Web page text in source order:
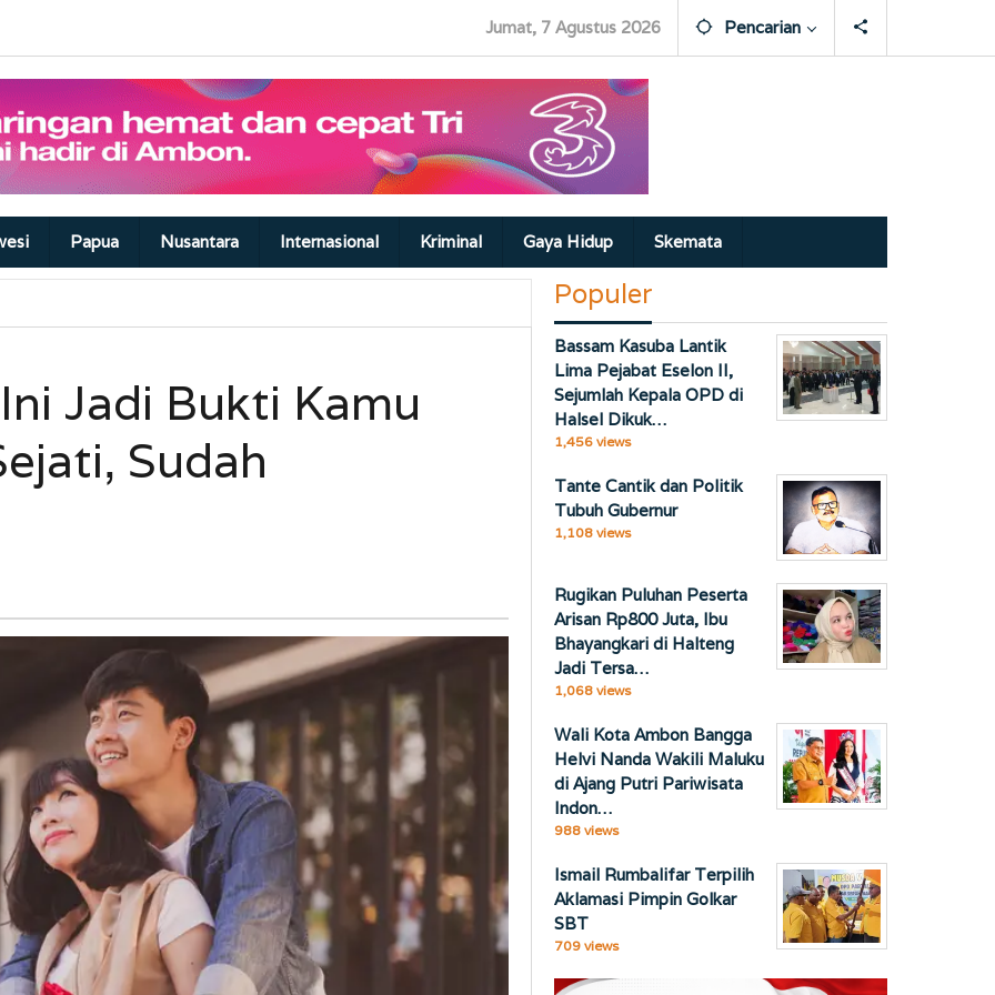
Jumat, 7 Agustus 2026 Pencarian
Papua Nusantara Internasional Kriminal Gaya Hidup Skemata
Jadi Bukti Kamu
Sudah
Populer
Bassam Kasuba Lantik
Lima Pejabat Eselon II,
Sejumlah Kepala OPD di
Halsel Dikuk…
1,456 views
Tante Cantik dan Politik
Tubuh Gubernur
1,108 views
Rugikan Puluhan Peserta
Arisan Rp800 Juta, Ibu
Bhayangkari di Halteng
Jadi Tersa…
1,068 views
Wali Kota Ambon Bangga
Helvi Nanda Wakili Maluku
di Ajang Putri Pariwisata
Indon…
988 views
Ismail Rumbalifar Terpilih
Aklamasi Pimpin Golkar
SBT
709 views